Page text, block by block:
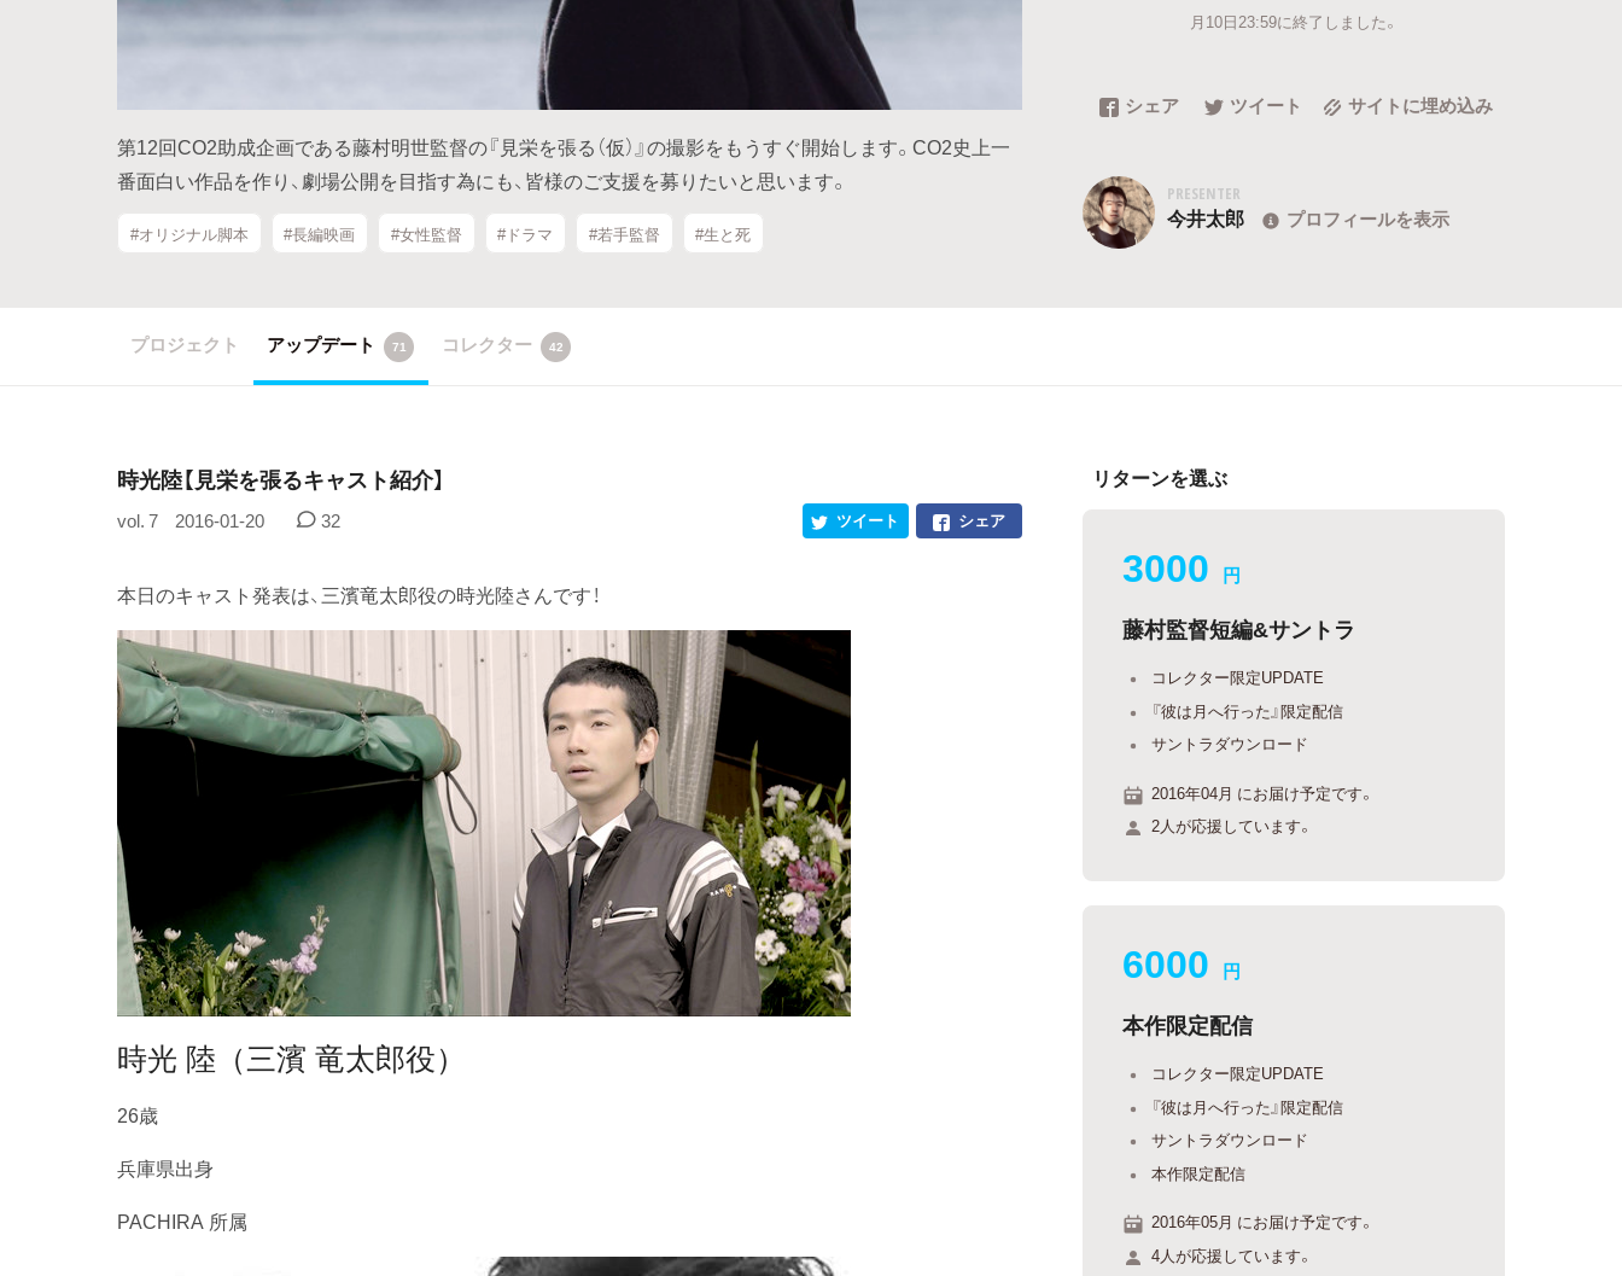
第12回CO2助成企画である藤村明世監督の『見栄を張る（仮）』の撮影をもうすぐ開始します。CO2史上一
番面白い作品を作り、劇場公開を目指す為にも、皆様のご支援を募りたいと思います。
#オリジナル脚本 #長編映画 #女性監督 #ドラマ #若手監督 #生と死
月10日23:59に終了しました。
シェア ツイート サイトに埋め込み
PRESENTER
今井太郎 プロフィールを表示
プロジェクト アップデート 71 コレクター 42
時光陸【見栄を張るキャスト紹介】
vol. 7 2016-01-20 32 シェア
ツイート
本日のキャスト発表は、三濱竜太郎役の時光陸さんです！
時光 陸（三濱 竜太郎役）
26歳
兵庫県出身
PACHIRA 所属
リターンを選ぶ
3000 円
藤村監督短編&サントラ
コレクター限定UPDATE
『彼は月へ行った』限定配信
サントラダウンロード
2016年04月 にお届け予定です。
2人が応援しています。
6000 円
本作限定配信
コレクター限定UPDATE
『彼は月へ行った』限定配信
サントラダウンロード
本作限定配信
2016年05月 にお届け予定です。
4人が応援しています。